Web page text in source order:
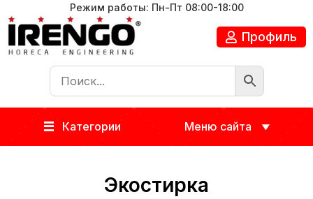
Режим работы: Пн-Пт 08:00-18:00
Профиль
Категории Меню сайта
Экостирка